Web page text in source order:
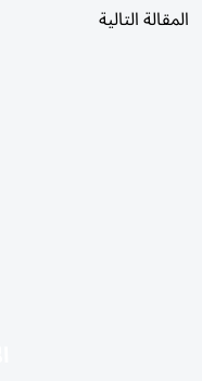
المقالة التالية